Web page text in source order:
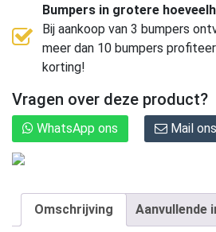
Bumpers in grotere
Bij aankoop van 3 bumpers
meer dan 10 bumpers
korting!
Vragen over deze product?
WhatsApp ons Mail ons
Omschrijving Aanvullende